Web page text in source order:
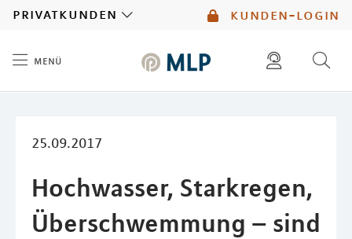
kunden-login
privatkunden
menü
25.09.2017
Hochwasser, Starkregen,
Überschwemmung – sind